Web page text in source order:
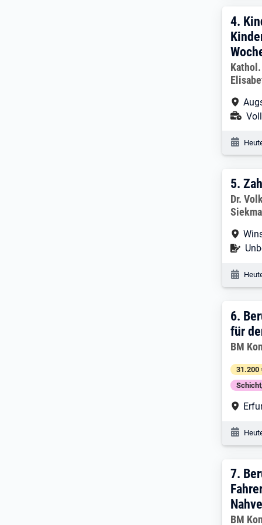
4.
4.
5.
5.
Dr.
6.
6.
für
BM
31.200
7.
7.
BM